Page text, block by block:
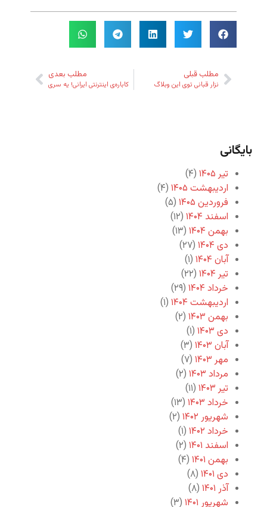
مطلب قبلی
نزار قبانی توی این وبلاگ
مطلب بعدی
کاباره‌ی اینترنتی ایرانی! یه سری
بایگانی
تیر ۱۴۰۵
(۴)
اردیبهشت ۱۴۰۵
(۴)
فروردین ۱۴۰۵
(۵)
اسفند ۱۴۰۴
(۱۲)
بهمن ۱۴۰۴
(۱۳)
دی ۱۴۰۴
(۲۷)
آبان ۱۴۰۴
(۱)
تیر ۱۴۰۴
(۲۲)
خرداد ۱۴۰۴
(۲۹)
اردیبهشت ۱۴۰۴
(۱)
بهمن ۱۴۰۳
(۲)
دی ۱۴۰۳
(۱)
آبان ۱۴۰۳
(۳)
مهر ۱۴۰۳
(۷)
مرداد ۱۴۰۳
(۲)
تیر ۱۴۰۳
(۱۱)
خرداد ۱۴۰۳
(۱۳)
شهریور ۱۴۰۲
(۲)
خرداد ۱۴۰۲
(۱)
اسفند ۱۴۰۱
(۲)
بهمن ۱۴۰۱
(۴)
دی ۱۴۰۱
(۸)
آذر ۱۴۰۱
(۸)
شهریور ۱۴۰۱
(۳)